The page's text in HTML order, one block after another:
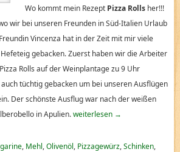
Wo kommt mein Rezept Pizza Rollsher!!!
wir bei unseren Freunden in Süd-Italien Urlaub
Vincenza hat in der Zeit mit mir viele
gebacken. Zuerst haben wir die Arbeiter
Rolls auf der Weinplantage zu 9 Uhr
tüchtig gebacken um bei unseren Ausflügen
Der schönste Ausflug war nach der weißen
in Apulien.weiterlesen →
, Mehl,Olivenöl, Pizzagewürz,Schinken,